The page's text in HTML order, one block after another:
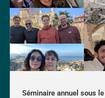
Séminaire annuel sous